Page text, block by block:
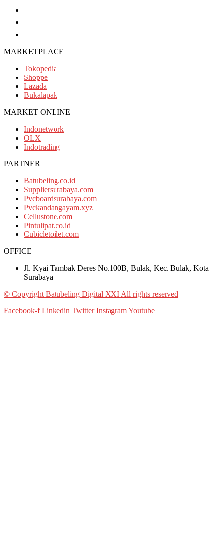
MARKETPLACE
Tokopedia
Shoppe
Lazada
Bukalapak
MARKET ONLINE
Indonetwork
OLX
Indotrading
PARTNER
Batubeling.co.id
Suppliersurabaya.com
Pvcboardsurabaya.com
Pvckandangayam.xyz
Cellustone.com
Pintulipat.co.id
Cubicletoilet.com
OFFICE
Jl. Kyai Tambak Deres No.100B, Bulak, Kec. Bulak, Kota
Surabaya
© Copyright Batubeling Digital XXI All rights reserved
Facebook-f Linkedin Twitter InstagramYoutube